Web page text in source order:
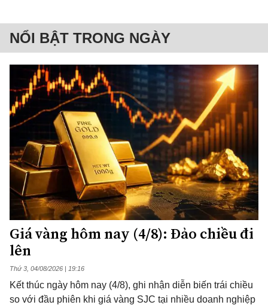
NỔI BẬT TRONG NGÀY
Giá vàng hôm nay (4/8): Đảo chiều đi
lên
Thứ 3, 04/08/2026 | 19:16
Kết thúc ngày hôm nay (4/8), ghi nhận diễn biến trái chiều
so với đầu phiên khi giá vàng SJC tại nhiều doanh nghiệp